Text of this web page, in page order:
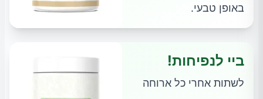
באופן טבעי.
ביי לנפיחות!
לשתות אחרי כל ארוחה